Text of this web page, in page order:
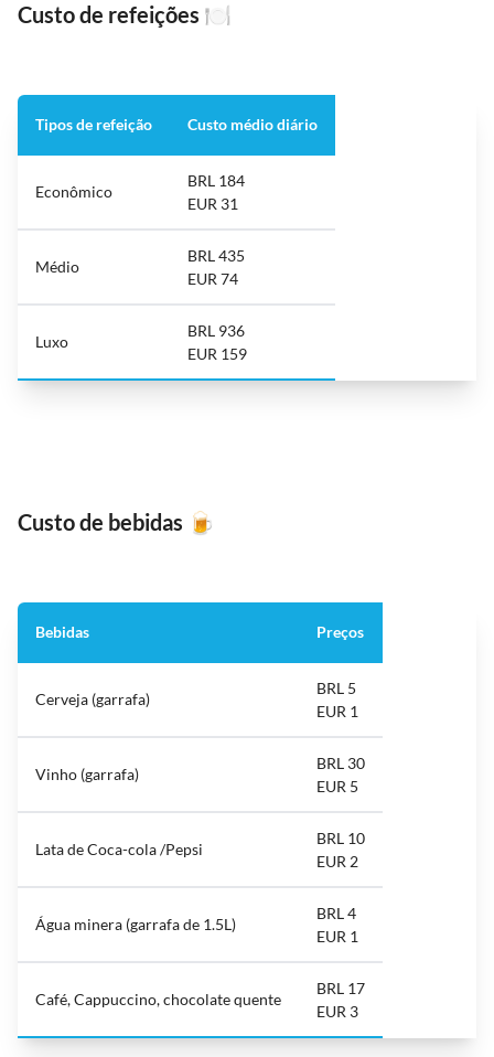
Custo de refeições 🍽️
Tipos de refeição Custo médio diário
Econômico
BRL 184
EUR 31
Médio
BRL 435
EUR 74
Luxo
BRL 936
EUR 159
Custo de bebidas 🍺
Bebidas Preços
Cerveja (garrafa)
BRL 5
EUR 1
Vinho (garrafa)
BRL 30
EUR 5
Lata de Coca-cola /Pepsi
BRL 10
EUR 2
Água minera (garrafa de 1.5L)
BRL 4
EUR 1
Café, Cappuccino, chocolate quente
BRL 17
EUR 3